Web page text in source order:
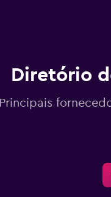
Diretório
Principais